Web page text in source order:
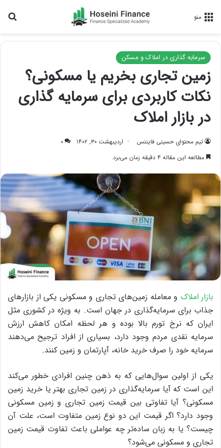
منو
سرمایه گذاری در املاک و مسکن
زمین تجاری بخریم یا مسکونی؟
نکات کاربردی برای سرمایه‌ گذاری
در بازار املاک
تیم محتوای حسینی‌ فایننس اردیبهشت ۳۰, ۱۴۰۲
۰
مطالعه این مقاله ۴ دقیقه زمان می‌برد.
بازار املاک و معامله زمین‌های تجاری و مسکونی یکی از بازارهای
جذاب برای سرمایه‌گذاری در جهان است. به ویژه در کشوری مثل
ایران که نرخ تورم بالا بوده و هر لحظه امکان کاهش ارزش
سرمایه نقدی مردم وجود دارد، بسیاری از افراد ترجیح می‌دهند
سرمایه خود را صرف خرید خانه، آپارتمان و زمین کنند.
یکی از اولین سوال‌هایی که به ذهن چنین افرادی خطور می‌کند
این است که آیا سرمایه‌گذاری در زمین تجاری بهتر یا خرید زمین
مسکونی؟ آیا تفاوتی بین قیمت زمین تجاری و زمین مسکونی
وجود دارد؟ اگر قیمت این دو نوع زمین متفاوت است، علت آن
چیست؟ یا به زبان ساده‌تر چه عواملی باعث تفاوت قیمت زمین
تجاری و مسکونی می‌شود؟